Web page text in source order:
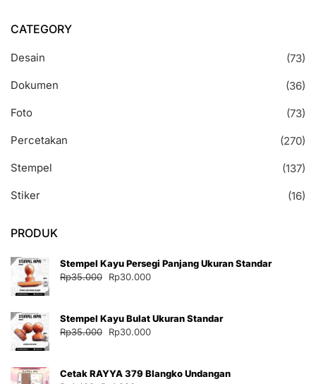
CATEGORY
Desain
(73)
Dokumen
(36)
Foto
(73)
Percetakan
(270)
Stempel
(137)
Stiker
(16)
PRODUK
Stempel Kayu Persegi Panjang Ukuran Standar
Rp35.000
Harga
Rp35.000.
Rp30.000
adalah:
Stempel Kayu Bulat Ukuran Standar
Rp35.000
Harga
Rp35.000.
Rp30.000
adalah:
Cetak RAYYA 379 Blangko Undangan